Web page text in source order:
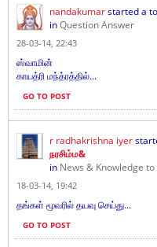
nandakumarstarted a
inQuestion Answer
28-03-14, 22:43
ஸ்வாமின்
காயத்ரி மந்த்ரத்தில்...
GO TO POST
r radhakrishna iyer
நரசிம்ம&
in News & Knowledge to
18-03-14, 19:42
தங்கள் மூவரில் தயவு செய்து...
GO TO POST